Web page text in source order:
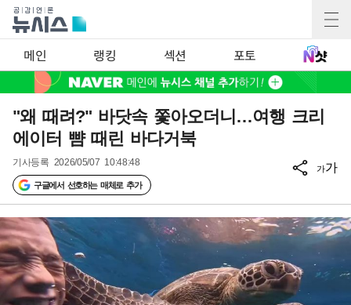
메인 랭킹 섹션 포토
"왜 때려?" 바닷속 쫓아오더니…여행 크리
에이터 뺨 때린 바다거북
기사등록 2026/05/07 10:48:48
구글에서 선호하는 매체로 추가
가가